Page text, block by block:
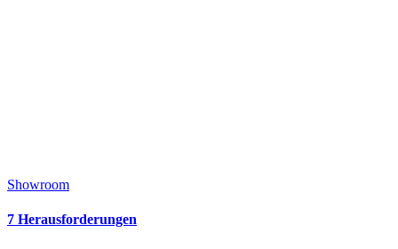
Showroom
7 Herausforderungen